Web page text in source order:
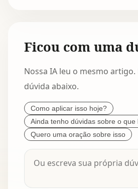
Ficou com uma
Nossa IA leu o mesmo artigo.
dúvida abaixo.
Como aplicar isso hoje?
Ainda tenho dúvidas sobre o que
Quero uma oração sobre isso